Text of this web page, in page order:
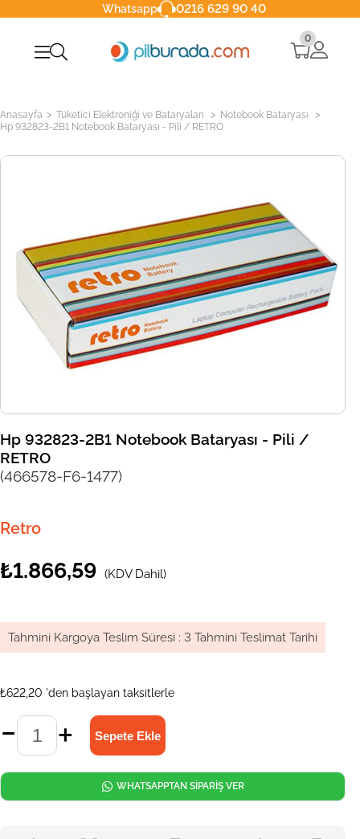
Whatsapp 0216 629 90 40
0
Anasayfa > Tüketici Elektroniği ve Bataryaları > Notebook Bataryası >
Hp 932823-2B1 Notebook Bataryası - Pili / RETRO
Hp 932823-2B1 Notebook Bataryası - Pili /
RETRO
(466578-F6-1477)
Retro
₺1.866,59 (KDV Dahil)
Tahmini Kargoya Teslim Süresi : 3 Tahmini Teslimat Tarihi
₺622,20 'den başlayan taksitlerle
WHATSAPPTAN SİPARİŞ VER